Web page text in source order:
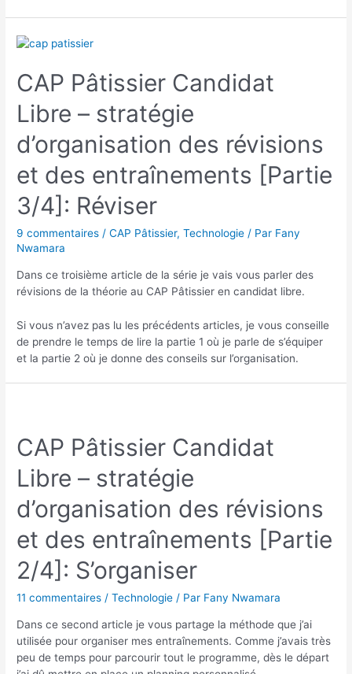
CAP Pâtissier Candidat
Libre – stratégie
d’organisation des révisions
et des entraînements [Partie
3/4]: Réviser
9 commentaires /CAP Pâtissier,Technologie / Par Fany
Nwamara
Dans ce troisième article de la série je vais vous parler des
révisions de la théorie au CAP Pâtissier en candidat libre.
Si vous n’avez pas lu les précédents articles, je vous conseille
de prendre le temps de lire la partie 1 où je parle de s’équiper
et la partie 2 où je donne des conseils sur l’organisation.
CAP Pâtissier Candidat
Libre – stratégie
d’organisation des révisions
et des entraînements [Partie
2/4]: S’organiser
11 commentaires /Technologie / Par Fany Nwamara
Dans ce second article je vous partage la méthode que j’ai
utilisée pour organiser mes entraînements. Comme j’avais très
peu de temps pour parcourir tout le programme, dès le départ